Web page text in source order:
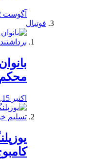
آگوست 22, 2019
فوتبال
محكم
اکتبر 15, 2019